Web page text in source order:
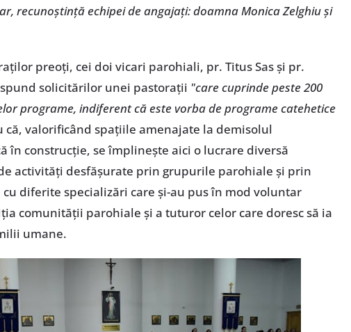
recunoștință echipei de angajați: doamna Monica Zelghiu și
preoți, cei doi vicari parohiali, pr. Titus Sas și pr.
solicitărilor unei pastorații "care cuprinde peste 200
programe, indiferent că este vorba de programe catehetice
că, valorificând spațiile amenajate la demisolul
în construcție, se împlinește aici o lucrare diversă
activități desfășurate prin grupurile parohiale și prin
diferite specializări care și-au pus în mod voluntar
comunității parohiale și a tuturor celor care doresc să ia
umane.